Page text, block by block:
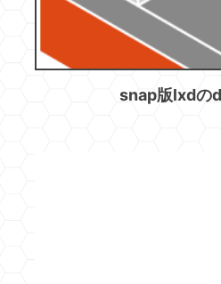
snap版lxdの